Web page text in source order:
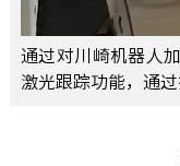
通过对川崎机器人
激光跟踪功能，通过